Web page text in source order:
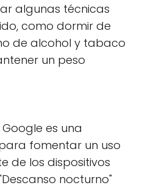
algunas técnicas
como dormir de
de alcohol y tabaco
un peso
es una
fomentar un uso
de los dispositivos
nocturno"